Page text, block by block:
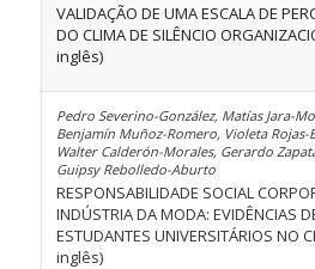
VALIDAÇÃO DE UMA ESCALA DE
DO CLIMA DE SILÊNCIO
inglês)
Pedro Severino-González, Matías Jara-
Benjamín Muñoz-Romero, Violeta Rojas-
Walter Calderón-Morales, Gerardo
Guipsy Rebolledo-Aburto
RESPONSABILIDADE SOCIAL
INDÚSTRIA DA MODA: EVIDÊNCIAS
ESTUDANTES UNIVERSITÁRIOS NO
inglês)